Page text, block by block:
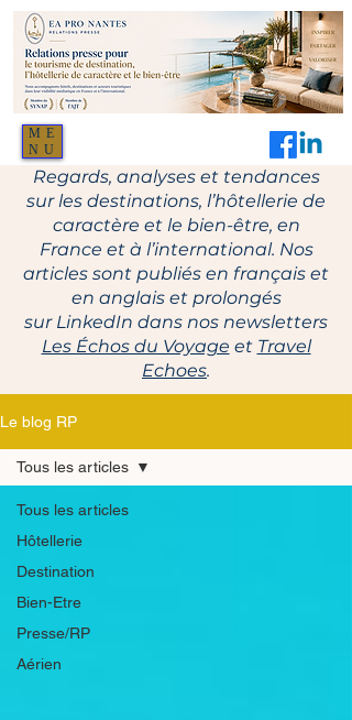
ME
NU
Regards, analyses et tendances
sur les destinations, l’hôtellerie de
caractère et le bien-être, en
France et à l’international. Nos
articles sont publiés en français et
en anglais et prolongés
sur LinkedIn dans nos newsletters
Les Échos du Voyage et Travel
Echoes.
Le blog RP
Tous les articles
Hôtellerie
Destination
Bien-Etre
Presse/RP
Aérien
Tous les articles